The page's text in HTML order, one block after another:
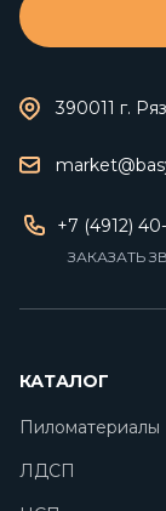
390011 г.
+7 (4912)
ЗАКАЗАТЬ
КАТАЛОГ
Пиломатериалы
ЛДСП